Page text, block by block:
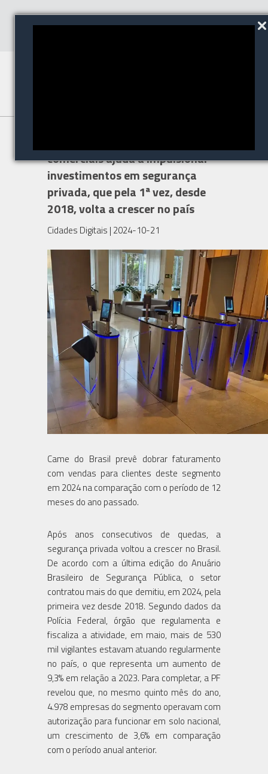
comerciais ajuda a impulsionar
investimentos em segurança
privada, que pela 1ª vez, desde
2018, volta a crescer no país
Cidades Digitais | 2024-10-21
Came do Brasil prevê dobrar faturamento
com vendas para clientes deste segmento
em 2024 na comparação com o período de 12
meses do ano passado.
Após anos consecutivos de quedas, a
segurança privada voltou a crescer no Brasil.
De acordo com a última edição do Anuário
Brasileiro de Segurança Pública, o setor
contratou mais do que demitiu, em 2024, pela
primeira vez desde 2018. Segundo dados da
Polícia Federal, órgão que regulamenta e
fiscaliza a atividade, em maio, mais de 530
mil vigilantes estavam atuando regularmente
no país, o que representa um aumento de
9,3% em relação a 2023. Para completar, a PF
revelou que, no mesmo quinto mês do ano,
4.978 empresas do segmento operavam com
autorização para funcionar em solo nacional,
um crescimento de 3,6% em comparação
com o período anual anterior.